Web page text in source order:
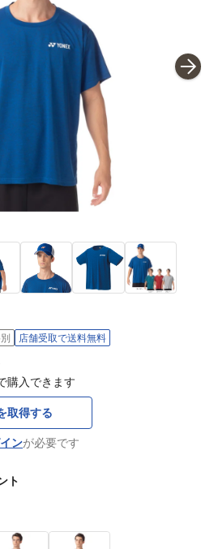
店舗受取で送料無料
購入できます
取得する
ンが必要です
ト